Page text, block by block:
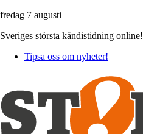
fredag 7 augusti
Sveriges största kändistidning online!
Tipsa oss om nyheter!